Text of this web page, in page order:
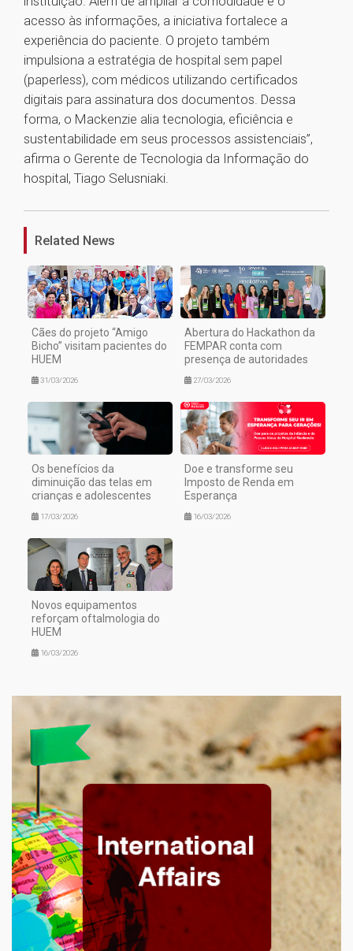
acesso às informações, a iniciativa fortalece a
experiência do paciente. O projeto também
impulsiona a estratégia de hospital sem papel
(paperless), com médicos utilizando certificados
digitais para assinatura dos documentos. Dessa
forma, o Mackenzie alia tecnologia, eficiência e
sustentabilidade em seus processos assistenciais”,
afirma o Gerente de Tecnologia da Informação do
hospital, Tiago Selusniaki.
Related News
Cães do projeto “Amigo
Bicho” visitam pacientes do
HUEM
31/03/2026
Abertura do Hackathon da
FEMPAR conta com
presença de autoridades
27/03/2026
Os benefícios da
diminuição das telas em
crianças e adolescentes
17/03/2026
Doe e transforme seu
Imposto de Renda em
Esperança
16/03/2026
Novos equipamentos
reforçam oftalmologia do
HUEM
16/03/2026